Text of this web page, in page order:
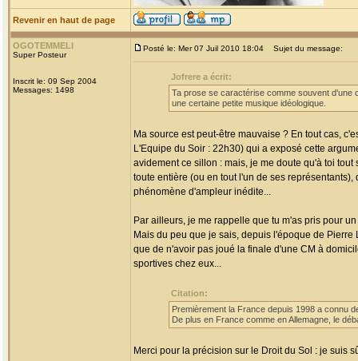
Revenir en haut de page
OGOTEMMELI
Super Posteur
Inscrit le: 09 Sep 2004
Messages: 1498
Posté le: Mer 07 Juil 2010 18:04 Sujet du message:
Jofrere a écrit:
Ta prose se caractérise comme souvent d'une
une certaine petite musique idéologique.
Ma source est peut-être mauvaise ? En tout cas,
L'Equipe du Soir : 22h30) qui a exposé cette
avidement ce sillon : mais, je me doute qu'à toi
toute entière (ou en tout l'un de ses
phénomène d'ampleur inédite...
Par ailleurs, je me rappelle que tu m'as pris pour
Mais du peu que je sais, depuis l'époque de
que de n'avoir pas joué la finale d'une CM à
sportives chez eux...
Citation:
Premièrement la France depuis 1998 a connu
De plus en France comme en Allemagne, le
Merci pour la précision sur le Droit du Sol : je suis